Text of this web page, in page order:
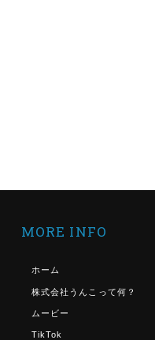
MORE INFO
ホーム
株式会社うんこって何？
ムービー
TikTok